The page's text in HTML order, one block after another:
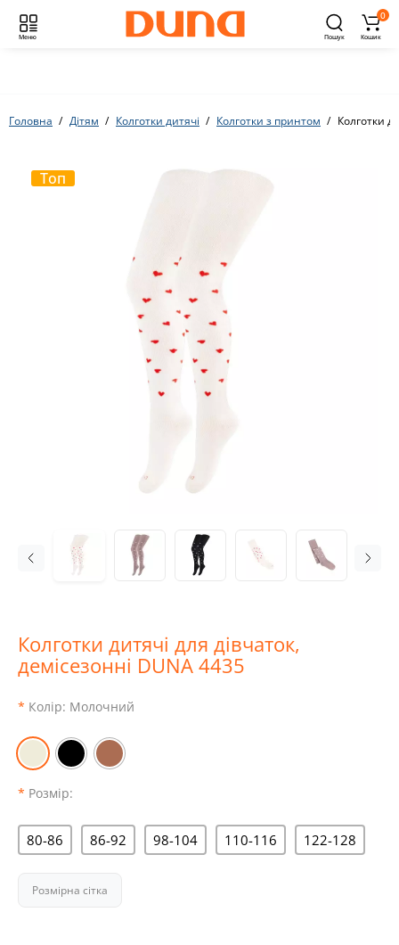
Меню Пошук
0
Кошик
Головна Дітям Колготки дитячі Колготки з принтом Колготки
Топ
Колготки дитячі для дівчаток,
демісезонні DUNA 4435
Колір: Молочний
Розмір:
80-86 86-92 98-104 110-116 122-128
Розмірна сітка